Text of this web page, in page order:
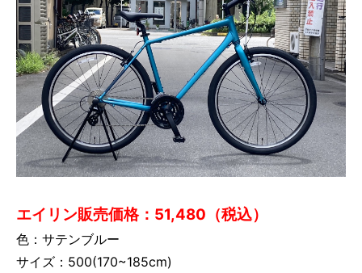
エイリン販売価格：51,480（税込）
色：サテンブルー
サイズ：500(170~185cm)